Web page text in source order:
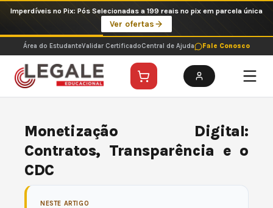
o
conteúdo
Imperdíveis no Pix: Pós Selecionadas a 199 reais no pix em parcela única
Ver ofertas
Área do EstudanteValidar CertificadoCentral de Ajuda Fale Conosco
Monetização Digital:
Contratos, Transparência e o
CDC
NESTE ARTIGO